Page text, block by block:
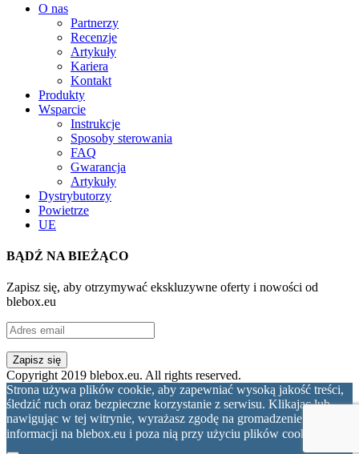
O nas
Partnerzy
Recenzje
Artykuły
Kariera
Kontakt
Produkty
Wsparcie
Instrukcje
Sposoby sterowania
FAQ
Gwarancja
Artykuły
Dystrybutorzy
Powietrze
UE
BĄDŹ NA BIEŻĄCO
Zapisz się, aby otrzymywać ekskluzywne oferty i nowości od
blebox.eu
Copyright 2019 blebox.eu. All rights reserved.
Strona używa plików cookie, aby zapewniać wysoką jakość treści,
śledzić ruch oraz bezpieczne korzystanie z serwisu. Klikając lub
nawigując w tej witrynie, wyrażasz zgodę na gromadzenie
informacji na blebox.eu i poza nią przy użyciu plików cookie.